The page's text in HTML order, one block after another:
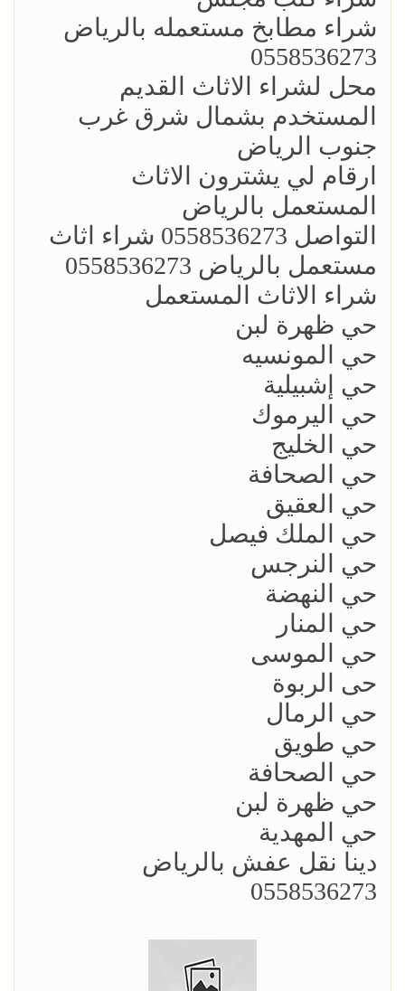
شراء مطابخ مستعمله بالرياض
0558536273
محل لشراء الاثاث القديم
المستخدم بشمال شرق غرب
جنوب الرياض
ارقام لي يشترون الاثاث
المستعمل بالرياض
التواصل 0558536273 شراء اثاث
مستعمل بالرياض 0558536273
شراء الاثاث المستعمل
حي ظهرة لبن
حي المونسيه
حي إشبيلية
حي اليرموك
حي الخليج
حي الصحافة
حي العقيق
حي الملك فيصل
حي النرجس
حي النهضة
حي المنار
حي الموسى
حى الربوة
حي الرمال
حي طويق
حي الصحافة
حي ظهرة لبن
حي المهدية
دينا نقل عفش بالرياض
0558536273